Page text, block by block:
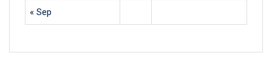
« Sep